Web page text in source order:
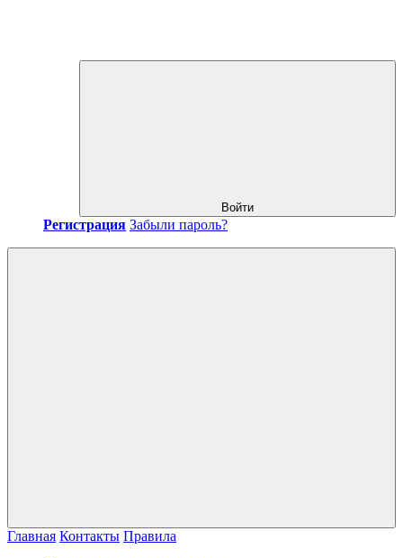
Войти
Регистрация Забыли пароль?
Главная Контакты Правила